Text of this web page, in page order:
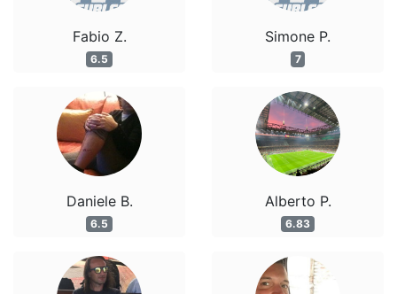
Fabio Z.
6.5
Daniele B.
6.5
Simone P.
7
Alberto P.
6.83